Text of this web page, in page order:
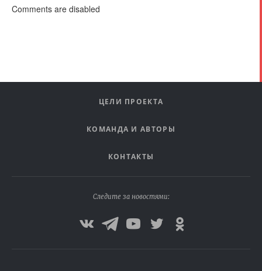
Comments are disabled
ЦЕЛИ ПРОЕКТА
КОМАНДА И АВТОРЫ
КОНТАКТЫ
Следите за новостями: